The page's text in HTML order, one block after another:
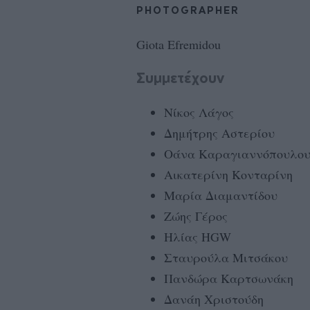
PHOTOGRAPHER
Giota Efremidou
Συμμετέχουν
Νίκος Λάγος
Δημήτρης Αστερίου
Οάνα Καραγιαννόπουλου
Αικατερίνη Κονταρίνη
Μαρία Διαμαντίδου
Ζώης Γέρος
Ηλίας HGW
Σταυρούλα Μιτσάκου
Πανδώρα Καρτσωνάκη
Δανάη Χριστούδη